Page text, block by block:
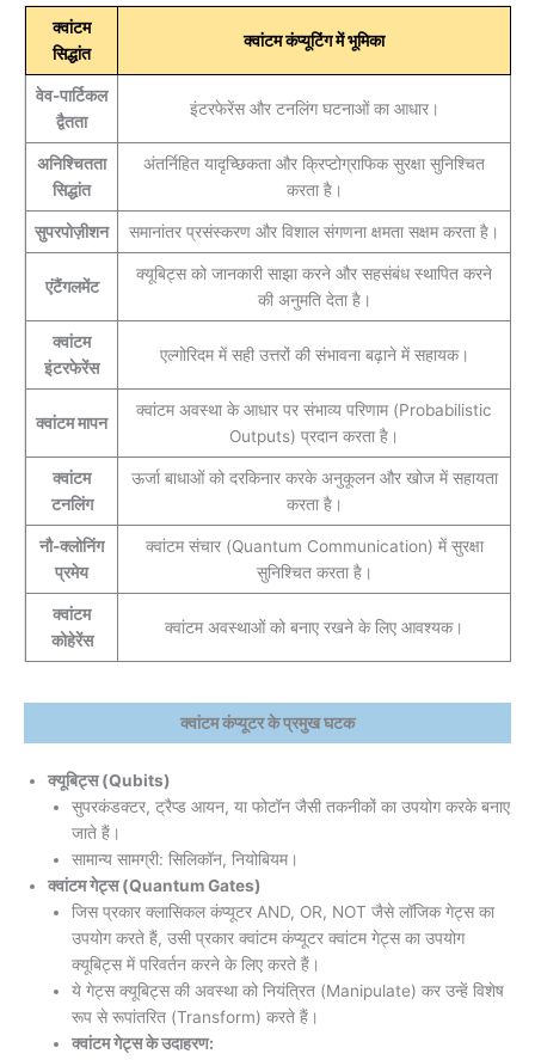
क्वांटम
सिद्धांत
क्वांटम कंप्यूटिंग में भूमिका
वेव-पार्टिकल
द्वैतता
इंटरफेरेंस और टनलिंग घटनाओं का आधार।
अनिश्चितता
सिद्धांत
अंतर्निहित यादृच्छिकता और क्रिप्टोग्राफिक सुरक्षा सुनिश्चित
करता है।
सुपरपोज़ीशन समानांतर प्रसंस्करण और विशाल संगणना क्षमता सक्षम करता है।
एंटैंगलमेंट
क्यूबिट्स को जानकारी साझा करने और सहसंबंध स्थापित करने
की अनुमति देता है।
क्वांटम
इंटरफेरेंस
एल्गोरिदम में सही उत्तरों की संभावना बढ़ाने में सहायक।
क्वांटम मापन
क्वांटम अवस्था के आधार पर संभाव्य परिणाम (Probabilistic
Outputs) प्रदान करता है।
क्वांटम
टनलिंग
ऊर्जा बाधाओं को दरकिनार करके अनुकूलन और खोज में सहायता
करता है।
नौ-क्लोनिंग
प्रमेय
क्वांटम संचार (Quantum Communication) में सुरक्षा
सुनिश्चित करता है।
क्वांटम
कोहेरेंस
क्वांटम अवस्थाओं को बनाए रखने के लिए आवश्यक।
क्वांटम कंप्यूटर के प्रमुख घटक
क्यूबिट्स (Qubits)
सुपरकंडक्टर, ट्रैप्ड आयन, या फोटॉन जैसी तकनीकों का उपयोग करके बनाए
जाते हैं।
सामान्य सामग्री: सिलिकॉन, नियोबियम।
क्वांटम गेट्स (Quantum Gates)
जिस प्रकार क्लासिकल कंप्यूटर AND, OR, NOT जैसे लॉजिक गेट्स का
उपयोग करते हैं, उसी प्रकार क्वांटम कंप्यूटर क्वांटम गेट्स का उपयोग
क्यूबिट्स में परिवर्तन करने के लिए करते हैं।
ये गेट्स क्यूबिट्स की अवस्था को नियंत्रित (Manipulate) कर उन्हें विशेष
रूप से रूपांतरित (Transform) करते हैं।
क्वांटम गेट्स के उदाहरण: